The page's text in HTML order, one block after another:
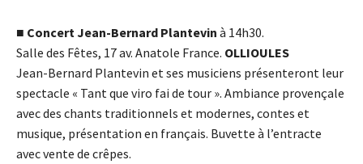
■ Concert Jean-Bernard Plantevin à 14h30.
Salle des Fêtes, 17 av. Anatole France. OLLIOULES
Jean-Bernard Plantevin et ses musiciens présenteront leur
spectacle « Tant que viro fai de tour ». Ambiance provençale
avec des chants traditionnels et modernes, contes et
musique, présentation en français. Buvette à l’entracte
avec vente de crêpes.